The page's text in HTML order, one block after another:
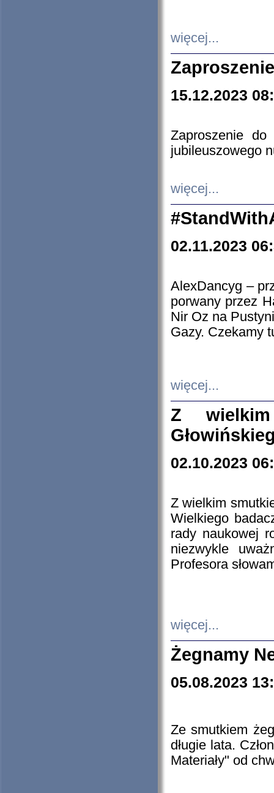
więcej...
15.12.2023
Zaproszenie do
jubileuszowego
więcej...
02.11.2023
AlexDancyg –
porwany przez
Nir Oz na
Gazy. Czekamy
więcej...
Z
02.10.2023
Z wielkim
Wielkiego
rady naukowej
niezwykle
Profesora
więcej...
Żegnamy
05.08.2023
Ze smutkiem
długie lata.
Materiały" od